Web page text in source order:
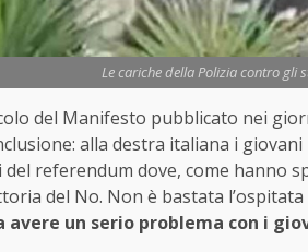
Le cariche della Polizia contro gli
del Manifesto pubblicato nei
alla destra italiana i
referendum dove, come hanno
del No. Non è bastata
avere un serio problema con i